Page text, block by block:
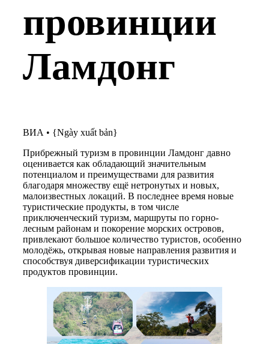
провинции
Ламдонг
ВИА • {Ngày xuất bản}
Прибрежный туризм в провинции Ламдонг давно
оценивается как обладающий значительным
потенциалом и преимуществами для развития
благодаря множеству ещё нетронутых и новых,
малоизвестных локаций. В последнее время новые
туристические продукты, в том числе
приключенческий туризм, маршруты по горно-
лесным районам и покорение морских островов,
привлекают большое количество туристов, особенно
молодёжь, открывая новые направления развития и
способствуя диверсификации туристических
продуктов провинции.